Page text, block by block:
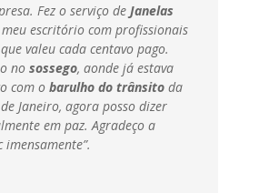
Fez o serviço de Janelas
escritório com profissionais
valeu cada centavo pago.
no sossego, aonde já estava
com o barulho do trânsitoda
Janeiro, agora posso dizer
em paz.Agradeço a
imensamente”.